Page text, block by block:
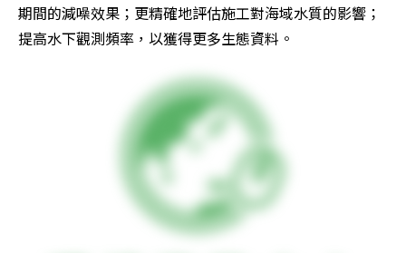
期間的減噪效果；更精確地評估施工對海域水質的影響；
提高水下觀測頻率，以獲得更多生態資料。